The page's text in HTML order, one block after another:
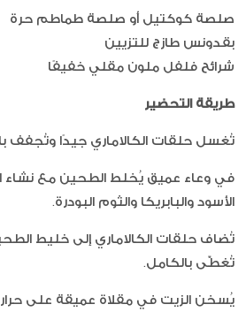
صلصة كوكتيل أو صلصة طماطم حرة
بقدونس طازج للتزيين
شرائح فلفل ملون مقلي خفيفًا
طريقة التحضير
تُغسل حلقات الكالاماري جيدًا وتُجفف
في وعاء عميق يُخلط الطحين مع نشاء
الأسود والبابريكا والثوم البودرة.
تُضاف حلقات الكالاماري إلى خليط
تُغطّى بالكامل.
يُسخن الزيت في مقلاة عميقة على